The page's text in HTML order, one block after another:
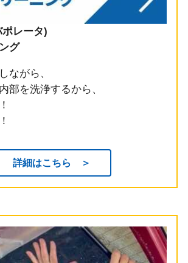
レータ)
グ
ながら、
部を洗浄するから、
詳細はこちら ＞